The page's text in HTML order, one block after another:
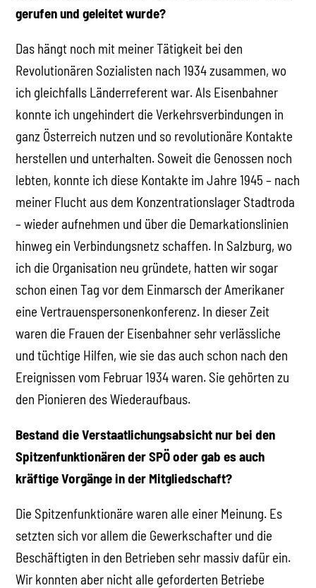
gerufen und geleitet wurde?
Das hängt noch mit meiner Tätigkeit bei den
Revolutionären Sozialisten nach 1934 zusammen, wo
ich gleichfalls Länderreferent war. Als Eisenbahner
konnte ich ungehindert die Verkehrsverbindungen in
ganz Österreich nutzen und so revolutionäre Kontakte
herstellen und unterhalten. Soweit die Genossen noch
lebten, konnte ich diese Kontakte im Jahre 1945 – nach
meiner Flucht aus dem Konzentrationslager Stadtroda
– wieder aufnehmen und über die Demarkationslinien
hinweg ein Verbindungsnetz schaffen. In Salzburg, wo
ich die Organisation neu gründete, hatten wir sogar
schon einen Tag vor dem Einmarsch der Amerikaner
eine Vertrauenspersonenkonferenz. In dieser Zeit
waren die Frauen der Eisenbahner sehr verlässliche
und tüchtige Hilfen, wie sie das auch schon nach den
Ereignissen vom Februar 1934 waren. Sie gehörten zu
den Pionieren des Wiederaufbaus.
Bestand die Verstaatlichungsabsicht nur bei den
Spitzenfunktionären der SPÖ oder gab es auch
kräftige Vorgänge in der Mitgliedschaft?
Die Spitzenfunktionäre waren alle einer Meinung. Es
setzten sich vor allem die Gewerkschafter und die
Beschäftigten in den Betrieben sehr massiv dafür ein.
Wir konnten aber nicht alle geforderten Betriebe